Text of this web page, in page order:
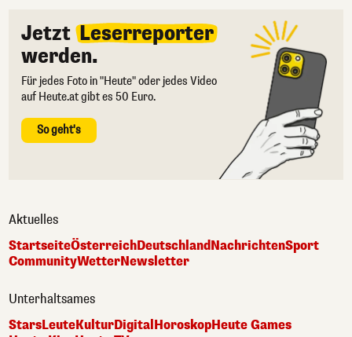
Jetzt Leserreporter
werden.
Für jedes Foto in "Heute" oder jedes Video
auf Heute.at gibt es 50 Euro.
So geht's
Aktuelles
StartseiteÖsterreichDeutschlandNachrichtenSport
CommunityWetterNewsletter
Unterhaltsames
StarsLeuteKulturDigital HoroskopHeute Games